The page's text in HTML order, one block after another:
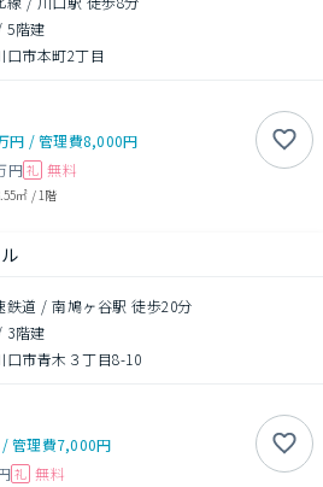
5階建
口市本町2丁目
円 /管理費8,000円
円 礼 無料
㎡ / 1階
鉄道 / 南鳩ヶ谷駅 徒歩20分
3階建
口市青木３丁目8-10
/管理費7,000円
礼 無料